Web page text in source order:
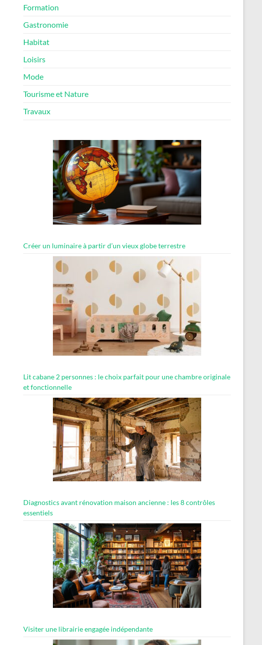
Formation
Gastronomie
Habitat
Loisirs
Mode
Tourisme et Nature
Travaux
Créer un luminaire à partir d’un vieux globe terrestre
Lit cabane 2 personnes : le choix parfait pour une chambre originale
et fonctionnelle
Diagnostics avant rénovation maison ancienne : les 8 contrôles
essentiels
Visiter une librairie engagée indépendante